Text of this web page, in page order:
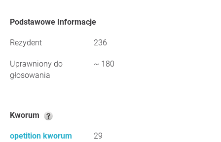
Podstawowe Informacje
Rezydent 236
Uprawniony do
głosowania
~ 180
Kworum
opetition kworum
29